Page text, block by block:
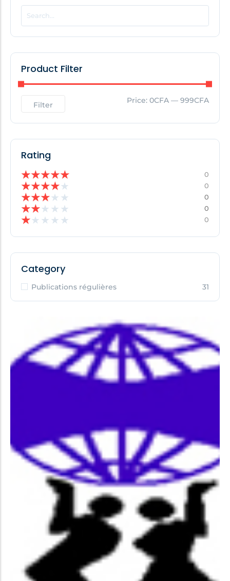
POPULAR THIS WEEK
No Posts Found!
No Posts Found!
Product Filter
Filter Price: 0CFA — 999CFA
Rating
★★★★★ 0
★★★★★ 0
★★★★ ★ 0
★★★ ★ ★ 0
★★ ★ ★ ★ 0
Category
Publications régulières 31